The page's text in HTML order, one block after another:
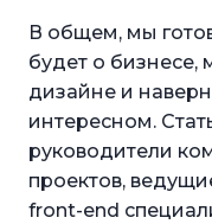
В общем, мы
будет о бизнесе,
дизайне и
интересном.
руководители
проектов,
front-end